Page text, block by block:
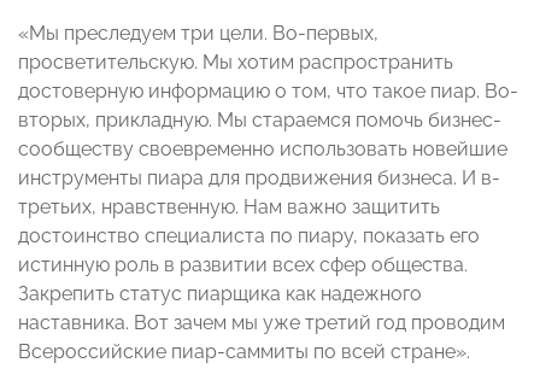
«Мы преследуем три цели. Во-первых,
просветительскую. Мы хотим распространить
достоверную информацию о том, что такое пиар. Во-
вторых, прикладную. Мы стараемся помочь бизнес-
сообществу своевременно использовать новейшие
инструменты пиара для продвижения бизнеса. И в-
третьих, нравственную. Нам важно защитить
достоинство специалиста по пиару, показать его
истинную роль в развитии всех сфер общества.
Закрепить статус пиарщика как надежного
наставника. Вот зачем мы уже третий год проводим
Всероссийские пиар-саммиты по всей стране».